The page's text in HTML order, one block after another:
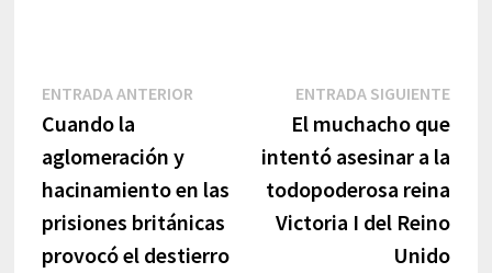
Navegación
de
entradas
ENTRADA ANTERIOREntrada
Cuando la
aglomeración y
hacinamiento en las
prisiones británicas
provocó el destierro
ENTRADA SIGUIENTE
El muchacho que
intentó asesinar a la
todopoderosa reina
Victoria I del Reino
Unido